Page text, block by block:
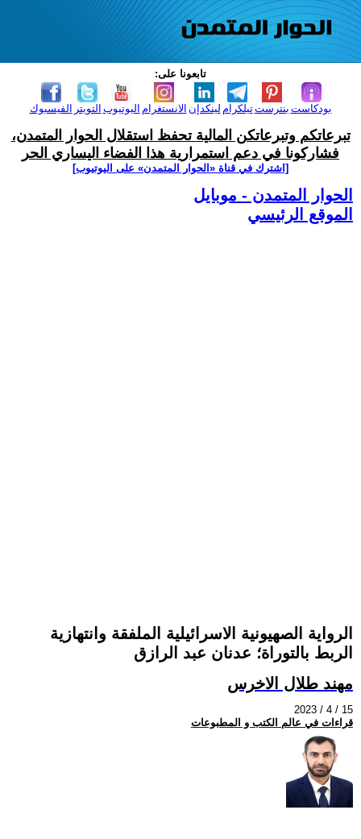
تابعونا على:
الفيسبوك التويتر اليوتيوب الانستغرام لينكدإن تيلكرامبنترست بودكاست
تبرعاتكم وتبرعاتكن المالية تحفظ استقلال الحوار المتمدن،
فشاركونا في دعم استمرارية هذا الفضاء اليساري الحر
[اشترك في قناة ‫«الحوار المتمدن» على اليوتيوب]
الحوار المتمدن - موبايل
الموقع الرئيسي
الرواية الصهيونية الاسرائيلية الملفقة وانتهازية
الربط بالتوراة؛ عدنان عبد الرازق
مهند طلال الاخرس
2023 / 4 / 15
قراءات في عالم الكتب و المطبوعات